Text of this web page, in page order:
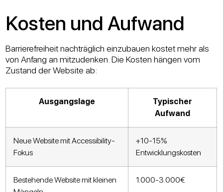
Kosten und Aufwand
Barrierefreiheit nachträglich einzubauen kostet mehr als
von Anfang an mitzudenken. Die Kosten hängen vom
Zustand der Website ab:
Ausgangslage
Typischer
Aufwand
Neue Website mit Accessibility-
Fokus
+10-15%
Entwicklungskosten
Bestehende Website mit kleinen
1.000-3.000€